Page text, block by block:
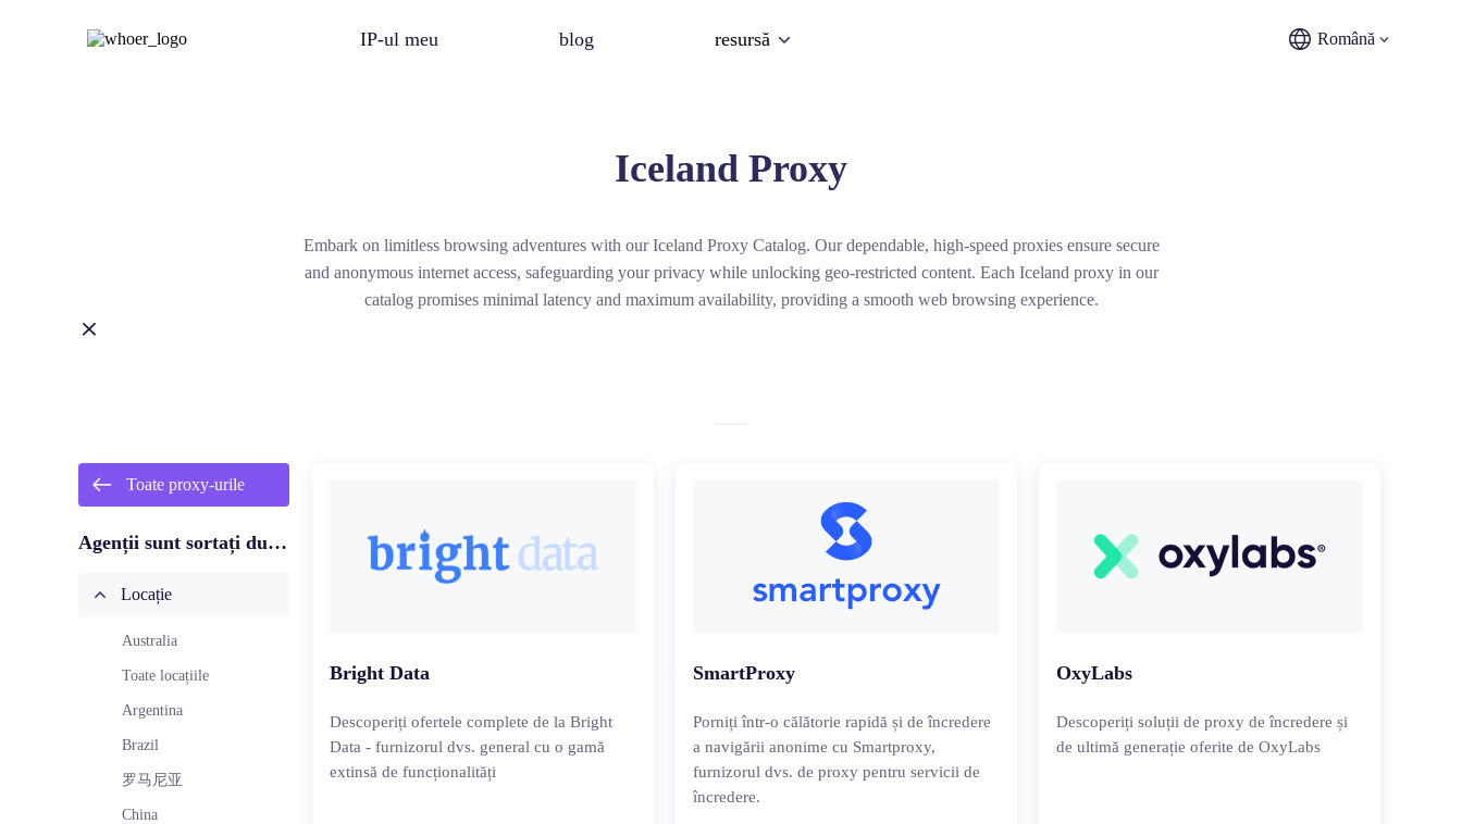
IP-ul meu blog resursă Română
Iceland Proxy
Embark on limitless browsing adventures with our Iceland Proxy Catalog. Our dependable, high-speed proxies ensure secure
and anonymous internet access, safeguarding your privacy while unlocking geo-restricted content. Each Iceland proxy in our
catalog promises minimal latency and maximum availability, providing a smooth web browsing experience.
Toate proxy-urile
Agenții sunt sortați după:
Locație
Australia
Toate locațiile
Argentina
Brazil
罗马尼亚
China
Bright Data
Descoperiți ofertele complete de la Bright
Data - furnizorul dvs. general cu o gamă
extinsă de funcționalități
SmartProxy
Porniți într-o călătorie rapidă și de încredere
a navigării anonime cu Smartproxy,
furnizorul dvs. de proxy pentru servicii de
încredere.
OxyLabs
Descoperiți soluții de proxy de încredere și
de ultimă generație oferite de OxyLabs